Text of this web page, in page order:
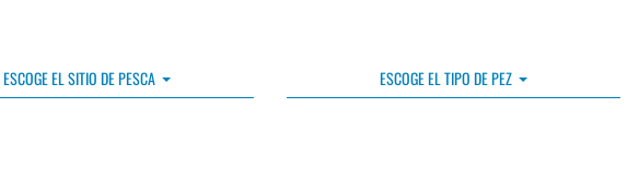
ESCOGE EL SITIO DE PESCA ESCOGE EL TIPO DE PEZ